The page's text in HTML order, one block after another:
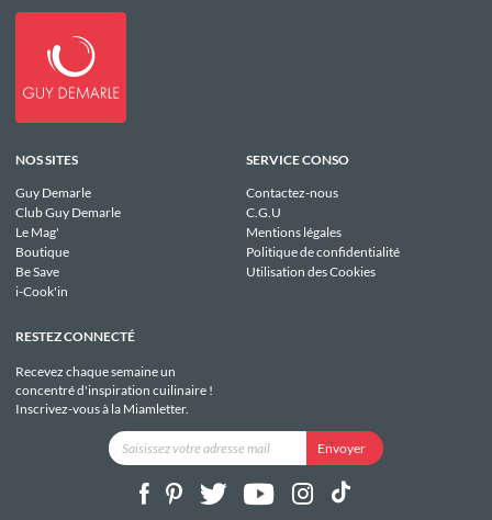
NOS SITES
Guy Demarle
Club Guy Demarle
Le Mag'
Boutique
Be Save
i-Cook'in
SERVICE CONSO
Contactez-nous
C.G.U
Mentions légales
Politique de confidentialité
Utilisation des Cookies
RESTEZ CONNECTÉ
Recevez chaque semaine un
concentré d'inspiration cuilinaire !
Inscrivez-vous à la Miamletter.